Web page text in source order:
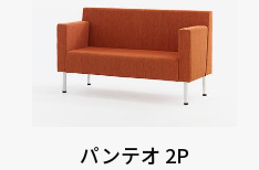
パンテオ 2P